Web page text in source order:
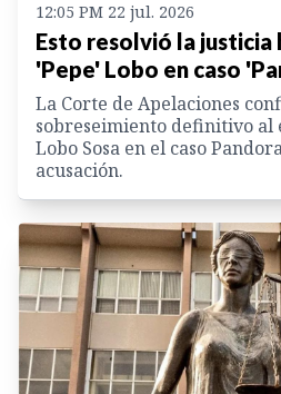
12:05 PM 22 jul. 2026
Esto resolvió la justicia
'Pepe' Lobo en caso
La Corte de Apelaciones
sobreseimiento definitivo
Lobo Sosa en el caso
acusación.